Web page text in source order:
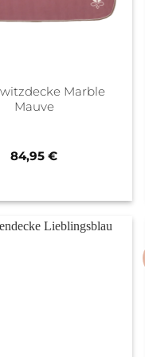
Marble
Mauve
84,95€